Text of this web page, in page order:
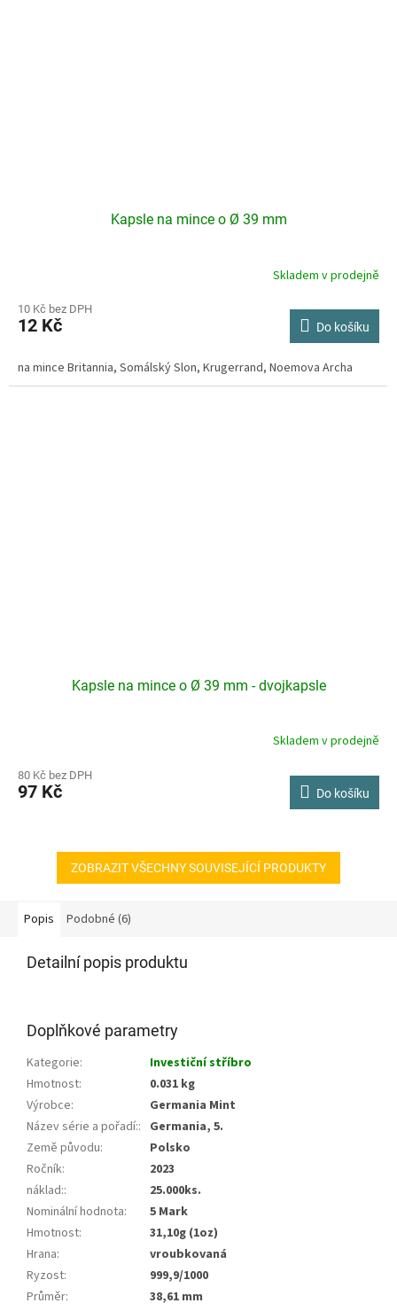
Kapsle na mince o Ø 39 mm
produktu
je
z
Skladem v prodejně
10 Kč bez DPH
12 Kč Do košíku
na mince Britannia, Somálský Slon, Krugerrand, Noemova Archa
Kapsle na mince o Ø 39 mm - dvojkapsle
Skladem v prodejně
80 Kč bez DPH
97 Kč Do košíku
ZOBRAZIT VŠECHNY SOUVISEJÍCÍ PRODUKTY
Popis Podobné (6)
Detailní popis produktu
Doplňkové parametry
Kategorie:
Investiční stříbro
Hmotnost:
0.031 kg
Výrobce:
Germania Mint
Název série a pořadí:: Germania, 5.
Země původu:
Polsko
Ročník:
2023
náklad::
25.000ks.
Nominální hodnota:
5 Mark
Hmotnost:
31,10g (1oz)
Hrana:
vroubkovaná
Ryzost:
999,9/1000
Průměr:
38,61 mm